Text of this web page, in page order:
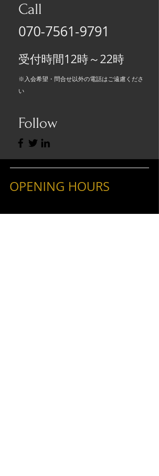
Call
070-7561-9791
受付時間12時～22時
※入会希望・問合せ以外の電話はご遠慮くださ
い
Follow
OPENING HOURS